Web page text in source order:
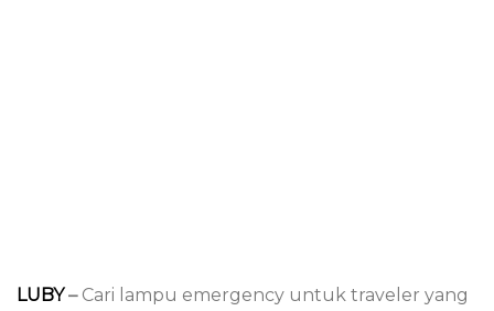
LUBY– Cari lampu emergency untuk traveler yang